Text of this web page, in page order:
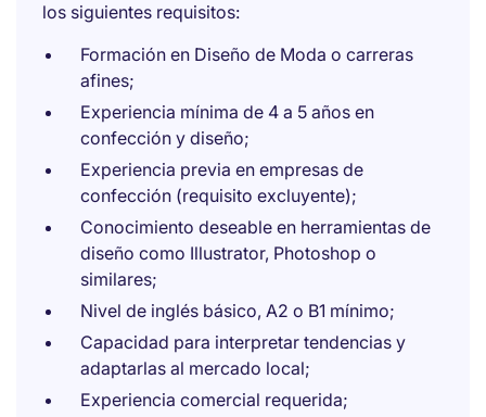
los siguientes requisitos:
Formación en Diseño de Moda o carreras
afines;
Experiencia mínima de 4 a 5 años en
confección y diseño;
Experiencia previa en empresas de
confección (requisito excluyente);
Conocimiento deseable en herramientas de
diseño como Illustrator, Photoshop o
similares;
Nivel de inglés básico, A2 o B1 mínimo;
Capacidad para interpretar tendencias y
adaptarlas al mercado local;
Experiencia comercial requerida;